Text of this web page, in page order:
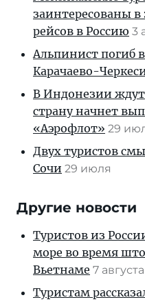
заинтересованы в
рейсов в Россию 3
Альпинист погиб
Карачаево-
В Индонезии
страну начнет
«Аэрофлот» 29
Двух туристов
Сочи 29 июля
Другие новости
Туристов из
море во время
Вьетнаме 7 августа
Туристам